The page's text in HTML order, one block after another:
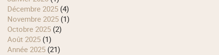
décembre 2025 (4)
novembre 2025 (1)
octobre 2025 (2)
août 2025 (1)
année 2025 (21)